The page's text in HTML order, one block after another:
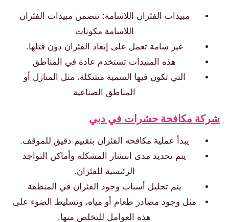
مبيدات الفئران اللاسامة: تتضمن مبيدات الفئران
اللاسامة مكونات
غير سامة تعمل على إبعاد الفئران دون قتلها.
هذه المبيدات تستخدم عادة في المناطق
التي تكون فيها السمية مشكلة، مثل المنازل أو
المناطق الصناعية
مكافحة حشرات في دبي
يبدأ عملية مكافحة الفئران بتقييم دقيق للموقف.
يتم تحديد مدى انتشار المشكلة وأماكن التواجد
الرئيسية للفئران.
يتم تحليل أسباب وجود الفئران في المنطقة
مثل وجود مصادر طعام أو مياه، وتسليط الضوء على
هذه العوامل للتخلص منها.